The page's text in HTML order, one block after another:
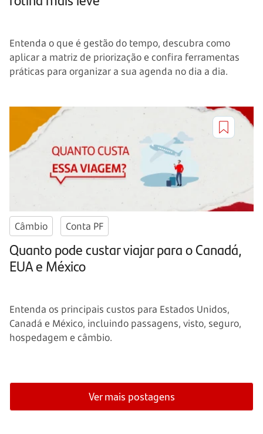
Entenda o que é gestão do tempo, descubra como
aplicar a matriz de priorização e confira ferramentas
práticas para organizar a sua agenda no dia a dia.
Câmbio Conta PF
Quanto pode custar viajar para o Canadá,
EUA e México
Entenda os principais custos para Estados Unidos,
Canadá e México, incluindo passagens, visto, seguro,
hospedagem e câmbio.
Ver mais postagens